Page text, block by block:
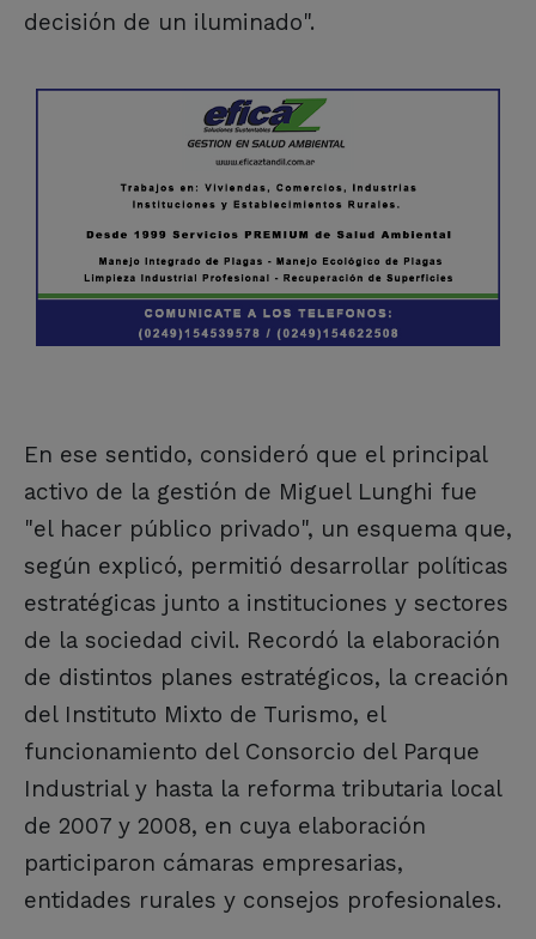
decisión de un iluminado".
En ese sentido, consideró que el principal
activo de la gestión de Miguel Lunghi fue
"el hacer público privado", un esquema que,
según explicó, permitió desarrollar políticas
estratégicas junto a instituciones y sectores
de la sociedad civil. Recordó la elaboración
de distintos planes estratégicos, la creación
del Instituto Mixto de Turismo, el
funcionamiento del Consorcio del Parque
Industrial y hasta la reforma tributaria local
de 2007 y 2008, en cuya elaboración
participaron cámaras empresarias,
entidades rurales y consejos profesionales.